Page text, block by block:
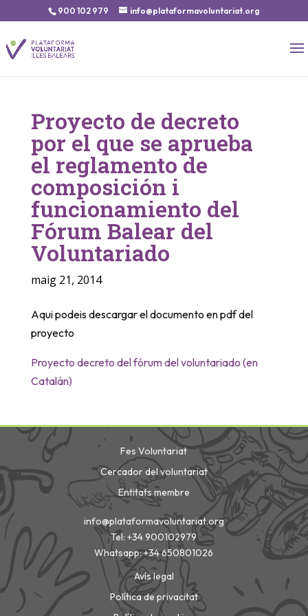
900 102 979 info@plataformavoluntariat.org
Proyecto de decreto
por el que se aprueba
el reglamento de
composición i
funcionamiento del
Fórum Balear del
Voluntariado
maig 21, 2014
Aqui podeis descargar el documento en pdf del
proyecto
Proyecto decreto del fórum del voluntariado (en
Catalán)
Fes Voluntariat
Cercador del voluntariat
Entitats membre
info@plataformavoluntariat.org
Tel: +34 900102979
Whatsapp: +34 650801026
Avís legal
Política de privacitat